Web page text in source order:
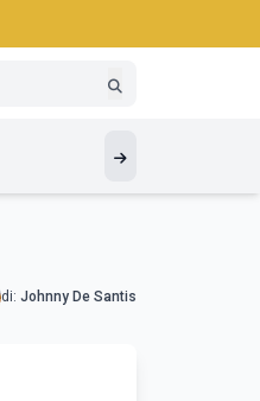
di: Johnny De Santis